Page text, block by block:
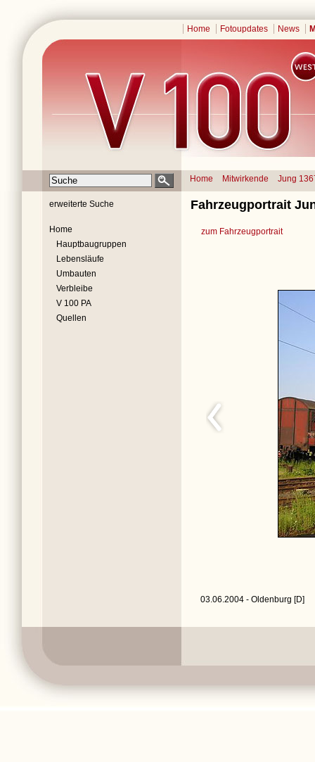
Home Fotoupdates News
Home Mitwirkende Jung
erweiterte Suche
Home
Hauptbaugruppen
Lebensläufe
Umbauten
Verbleibe
V 100 PA
Quellen
Fahrzeugportrait
zum Fahrzeugportrait
03.06.2004 - Oldenburg [D]